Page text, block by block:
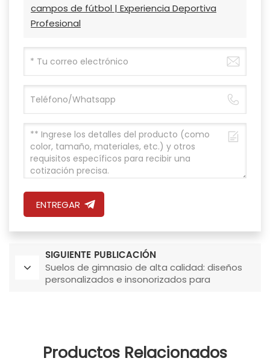
campos de fútbol | Experiencia Deportiva
Profesional
ENTREGAR
SIGUIENTE PUBLICACIÓN
Suelos de gimnasio de alta calidad: diseños
personalizados e insonorizados para
Productos Relacionados